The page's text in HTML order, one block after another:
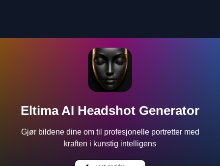
Eltima AI Headshot Generator
Gjør bildene dine om til profesjonelle portretter med
kraften i kunstig intelligens